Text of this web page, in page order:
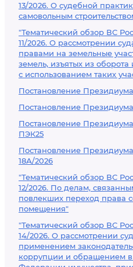
13/2026. О судебной
самовольным
"Тематический обзор ВС
11/2026. О рассмотрении
правами на земельные
земель, изъятых из
с использованием таких
Постановление
Постановление
Постановление
ПЭК25
Постановление
18А/2026
"Тематический обзор ВС
12/2026. По делам,
повлекших переход права
помещения"
"Тематический обзор ВС
14/2026. О рассмотрении
применением
коррупции и обращением в